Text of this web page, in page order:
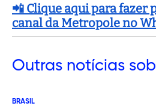
📲 Clique aqui para fazer
canal da Metropole no
Outras notícias
BRASIL